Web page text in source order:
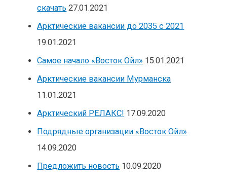
скачать 27.01.2021
Арктические вакансии до 2035 с 2021
19.01.2021
Самое начало «Восток Ойл» 15.01.2021
Арктические вакансии Мурманска
11.01.2021
Арктический РЕЛАКС! 17.09.2020
Подрядные организации «Восток Ойл»
14.09.2020
Предложить новость 10.09.2020